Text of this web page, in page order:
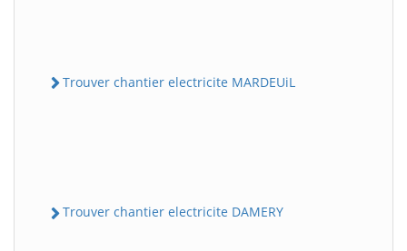
Trouver chantier electricite MARDEUiL
Trouver chantier electricite DAMERY